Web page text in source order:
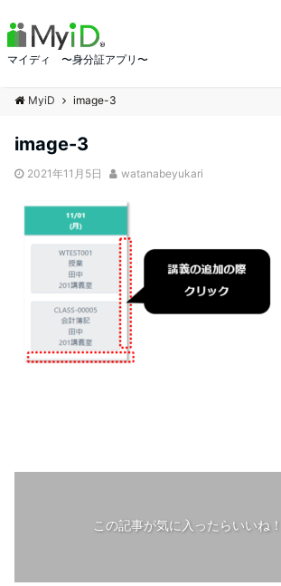
マイディ 〜身分証アプリ〜
MyiD image-3
image-3
2021年11月5日 watanabeyukari
この記事が気に入ったらいいね